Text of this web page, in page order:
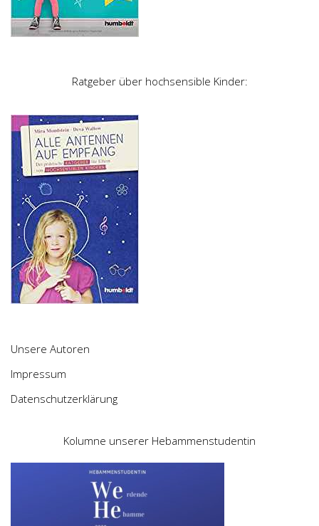
Ratgeber über hochsensible Kinder:
Unsere Autoren
Impressum
Datenschutzerklärung
Kolumne unserer Hebammenstudentin